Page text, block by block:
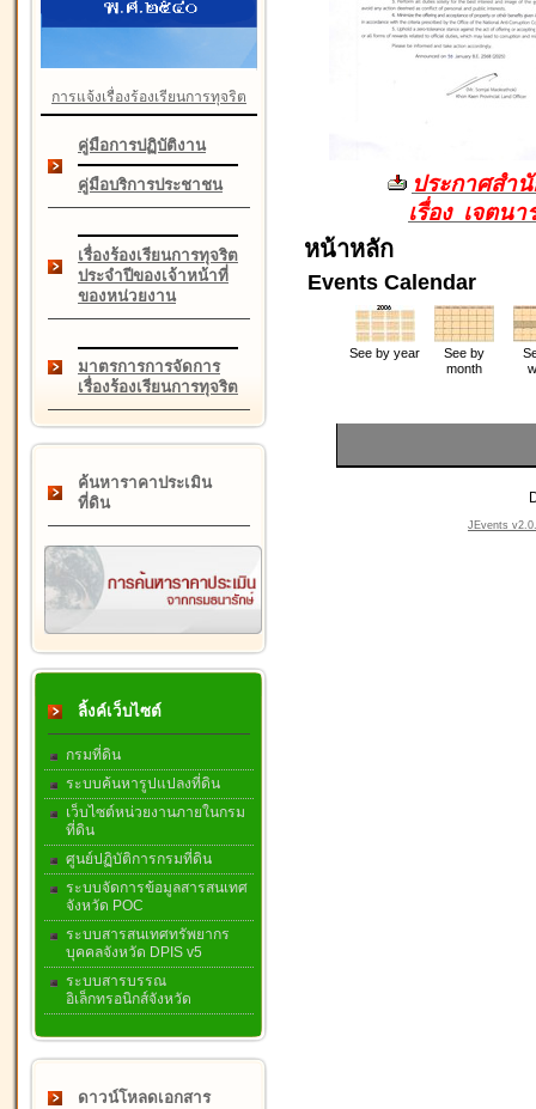
การแจ้งเรื่องร้องเรียนการทุจริต
คู่มือการปฏิบัติงาน
คู่มือบริการประชาชน
เรื่องร้องเรียนการทุจริต
ประจำปีของเจ้าหน้าที่
ของหน่วยงาน
มาตรการการจัดการ
เรื่องร้องเรียนการทุจริต
ค้นหาราคาประเมิน
ที่ดิน
ลิ้งค์เว็บไซต์
กรมที่ดิน
ระบบค้นหารูปแปลงที่ดิน
เว็บไซต์หน่วยงานภายในกรม
ที่ดิน
ศูนย์ปฏิบัติการกรมที่ดิน
ระบบจัดการข้อมูลสารสนเทศ
จังหวัด POC
ระบบสารสนเทศทรัพยากร
บุคคลจังหวัด DPIS v5
ระบบสารบรรณ
อิเล็กทรอนิกส์จังหวัด
ดาวน์โหลดเอกสาร
ประกาศสำ
เรื่อง เจตน
หน้าหลัก
Events Calendar
See by year
See by
month
JEvents